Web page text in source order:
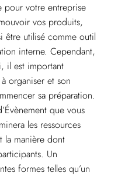
pour votre entreprise
vos produits,
être utilisé comme outil
interne. Cependant,
il est important
organiser et son
sa préparation.
que vous
les ressources
la manière dont
Un
formes telles qu’un